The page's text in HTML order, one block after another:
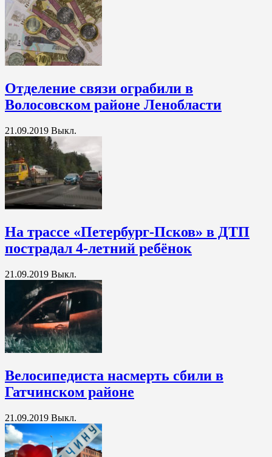
Отделение связи ограбили в
Волосовском районе Ленобласти
21.09.2019 Выкл.
На трассе «Петербург-Псков» в ДТП
пострадал 4-летний ребёнок
21.09.2019 Выкл.
Велосипедиста насмерть сбили в
Гатчинском районе
21.09.2019 Выкл.